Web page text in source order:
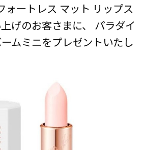
ォートレス マット リップス
げのお客さまに、 パラダイ
ムミニをプレゼントいたし